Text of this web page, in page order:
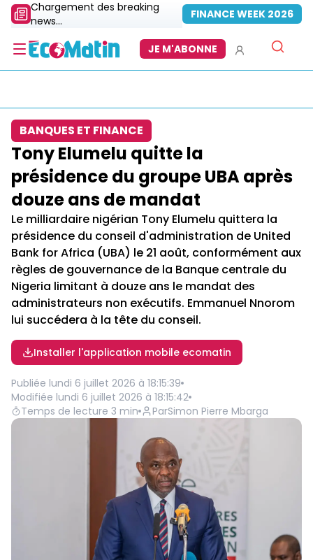
Chargement des breaking
news...
FINANCE WEEK 2026
JE M'ABONNE
BANQUES ET FINANCE
Tony Elumelu quitte la
présidence du groupe UBA après
douze ans de mandat
Le milliardaire nigérian Tony Elumelu quittera la
présidence du conseil d'administration de United
Bank for Africa (UBA) le 21 août, conformément aux
règles de gouvernance de la Banque centrale du
Nigeria limitant à douze ans le mandat des
administrateurs non exécutifs. Emmanuel Nnorom
lui succédera à la tête du conseil.
Installer l'application mobile ecomatin
Publiée lundi 6 juillet 2026 à 18:15:39
Modifiée lundi 6 juillet 2026 à 18:15:42
Temps de lecture 3 min ParSimon Pierre Mbarga